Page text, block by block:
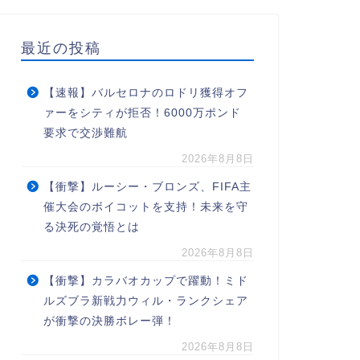
最近の投稿
【速報】バルセロナのロドリ獲得オフ
ァーをシティが拒否！6000万ポンド
要求で交渉難航
2026年8月8日
【衝撃】ルーシー・ブロンズ、FIFA主
催大会のボイコットを支持！未来を守
る決死の覚悟とは
2026年8月8日
【衝撃】カラバオカップで躍動！ミド
ルズブラ新戦力ウィル・ランクシェア
が衝撃の決勝ボレー弾！
2026年8月8日